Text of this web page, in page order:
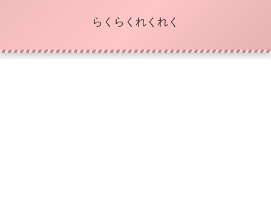
らくらくれくれく